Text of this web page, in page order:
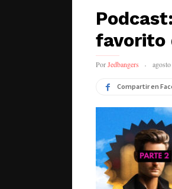
favorito
PorJedbangers
Compartir en